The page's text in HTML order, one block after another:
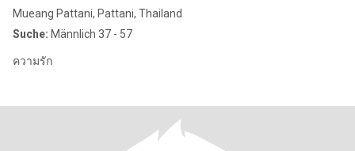
Mueang Pattani, Pattani, Thailand
Suche: Männlich 37 - 57
ความรัก